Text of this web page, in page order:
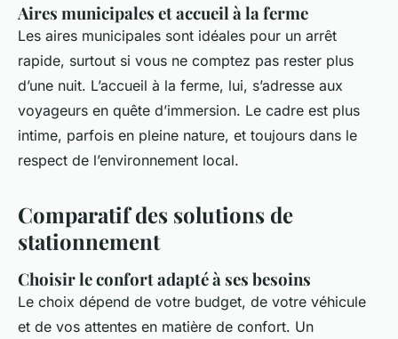
Aires municipales et accueil à la ferme
Les aires municipales sont idéales pour un arrêt
rapide, surtout si vous ne comptez pas rester plus
d’une nuit. L’accueil à la ferme, lui, s’adresse aux
voyageurs en quête d’immersion. Le cadre est plus
intime, parfois en pleine nature, et toujours dans le
respect de l’environnement local.
Comparatif des solutions de
stationnement
Choisir le confort adapté à ses besoins
Le choix dépend de votre budget, de votre véhicule
et de vos attentes en matière de confort. Un